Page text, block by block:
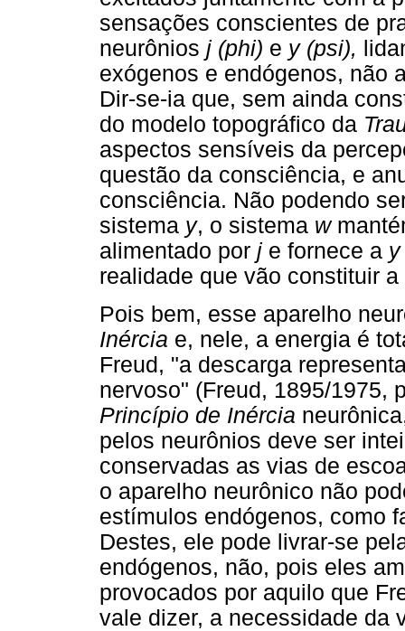
sensações conscientes de
neurônios j (phi) e y (psi),
exógenos e endógenos, não
Dir-se-ia que, sem ainda
do modelo topográfico da
aspectos sensíveis da
questão da consciência, e
consciência. Não podendo
sistema y, o sistema w
alimentado por j e fornece a y
realidade que vão constituir
Pois bem, esse aparelho
Inércia e, nele, a energia é
Freud, "a descarga
nervoso" (Freud, 1895/1975,
Princípio de Inércia
pelos neurônios deve ser
conservadas as vias de
o aparelho neurônico não
estímulos endógenos, como
Destes, ele pode livrar-se
endógenos, não, pois eles
provocados por aquilo que
vale dizer, a necessidade da